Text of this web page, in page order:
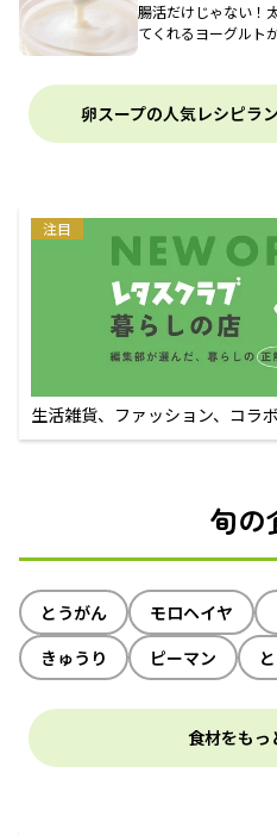
腸活だけじゃない！
てくれるヨーグルト
卵スープの人気レシピラ
注目
生活雑貨、ファッション、コラ
えるECサイト
旬の
とうがん モロヘイヤ
きゅうり
ピーマン
食材をもっ